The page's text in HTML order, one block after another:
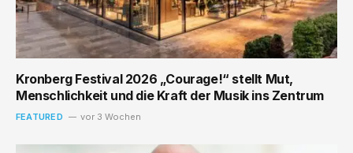
Kronberg Festival 2026 „Courage!“ stellt Mut,
Menschlichkeit und die Kraft der Musik ins Zentrum
FEATURED vor 3 Wochen